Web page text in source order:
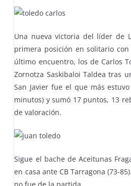
Una nueva victoria del líder de
primera posición en solitario
último encuentro, los de Carlos
Zornotza Saskibaloi Taldea tras
San Javier fue el que más
minutos) y sumó 17 puntos, 13
de valoración.
Sigue el bache de Aceitunas
en casa ante CB Tarragona (73-
no fue de la partida.